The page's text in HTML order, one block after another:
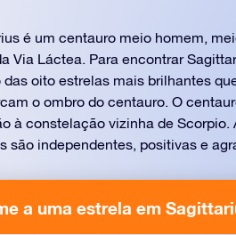
é um centauro meio homem,
Via Láctea. Para encontrar
das oito estrelas mais brilhantes
o ombro do centauro. O
à constelação vizinha de Scorpio.
são independentes, positivas e
a uma estrela em